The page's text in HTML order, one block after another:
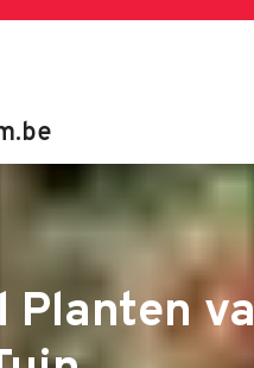
Planten va